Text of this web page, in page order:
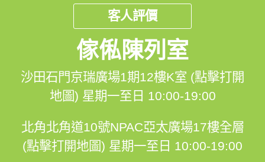
客人評價
傢俬陳列室
沙田石門京瑞廣場1期12樓K室 (點擊打開
地圖) 星期一至日 10:00-19:00
北角北角道10號NPAC亞太廣場17樓全層
(點擊打開地圖) 星期一至日 10:00-19:00